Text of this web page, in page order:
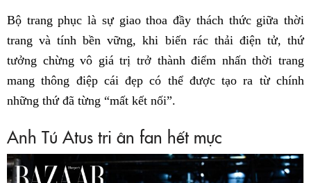
Bộ trang phục là sự giao thoa đầy thách thức giữa thời
trang và tính bền vững, khi biến rác thải điện tử, thứ
tưởng chừng vô giá trị trở thành điểm nhấn thời trang
mang thông điệp cái đẹp có thể được tạo ra từ chính
những thứ đã từng “mất kết nối”.
Anh Tú Atus tri ân fan hết mực